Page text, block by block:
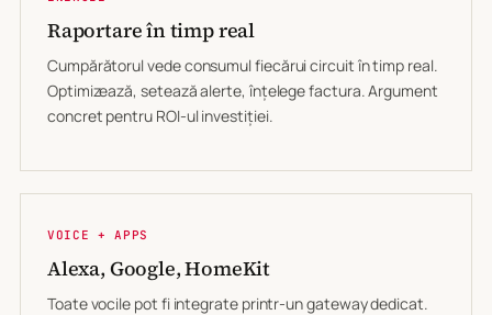
Raportare în timp real
Cumpărătorul vede consumul fiecărui circuit în timp real.
Optimizează, setează alerte, înțelege factura. Argument
concret pentru ROI-ul investiției.
VOICE + APPS
Alexa, Google, HomeKit
Toate vocile pot fi integrate printr-un gateway dedicat.